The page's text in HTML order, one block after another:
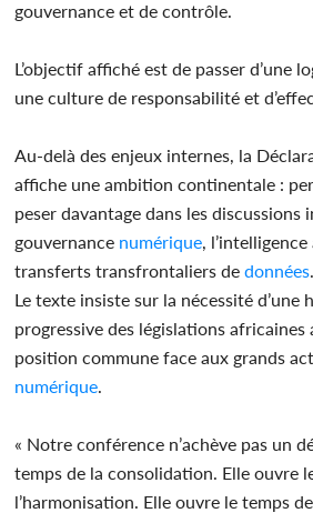
gouvernance et de contrôle.
L’objectif affiché est de passer d’une
une culture de responsabilité et
Au-delà des enjeux internes, la
affiche une ambition continentale :
peser davantage dans les discussions
gouvernance numérique ,
transferts transfrontaliers de données
Le texte insiste sur la nécessité d’une
progressive des législations
position commune face aux grands
numérique
« Notre conférence n’achève pas un
temps de la consolidation. Elle ouvre
l’harmonisation. Elle ouvre le temps